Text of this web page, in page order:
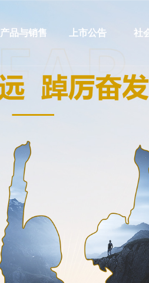
产品与销售 上市公告 社